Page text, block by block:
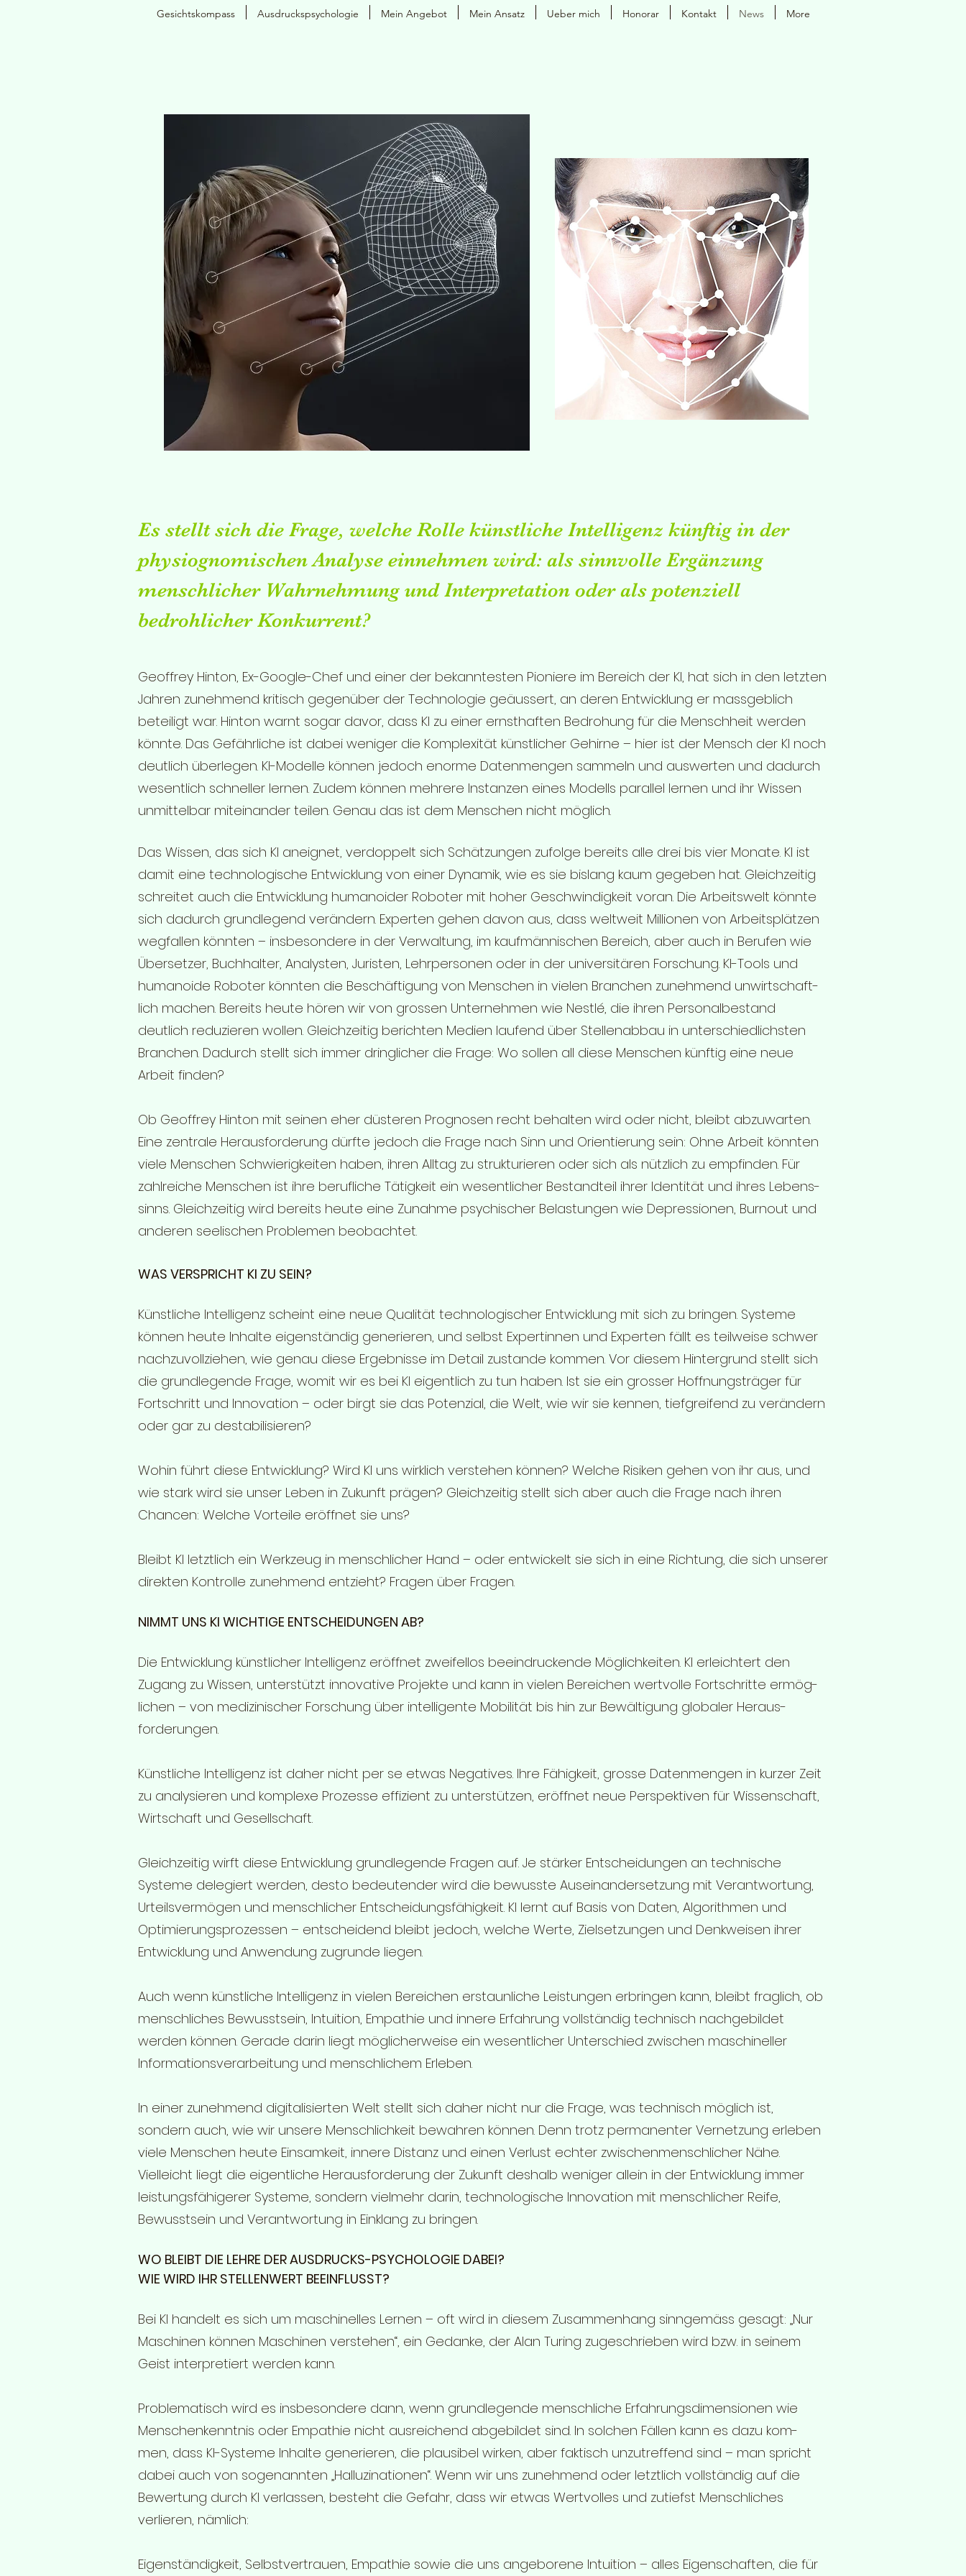
Gesichtskompass Ausdruckspsychologie Mein Angebot Mein Ansatz Ueber mich Honorar Kontakt News More
Es stellt sich die Frage, welche Rolle künstliche Intelligenz künftig in der
physiognomischen Analyse einnehmen wird: als sinnvolle Ergänzung
menschlicher Wahrnehmung und Interpretation oder als potenziell
bedrohlicher Konkurrent?
Geoffrey Hinton, Ex-Google-Chef und einer der bekanntesten Pioniere im Bereich der KI, hat sich in den letzten
Jahren zunehmend kritisch gegenüber der Technologie geäussert, an deren Entwicklung er massgeblich
beteiligt war. Hinton warnt sogar davor, dass KI zu einer ernsthaften Bedrohung für die Menschheit werden
könnte. Das Gefährliche ist dabei weniger die Komplexität künstlicher Gehirne – hier ist der Mensch der KI noch
deutlich überlegen. KI-Modelle können jedoch enorme Datenmengen sammeln und auswerten und dadurch
wesentlich schneller lernen. Zudem können mehrere Instanzen eines Modells parallel lernen und ihr Wissen
unmittelbar miteinander teilen. Genau das ist dem Menschen nicht möglich.
Das Wissen, das sich KI aneignet, verdoppelt sich Schätzungen zufolge bereits alle drei bis vier Monate. KI ist
damit eine technologische Entwicklung von einer Dynamik, wie es sie bislang kaum gegeben hat. Gleichzeitig
schreitet auch die Entwicklung humanoider Roboter mit hoher Geschwindigkeit voran. Die Arbeitswelt könnte
sich dadurch grundlegend verändern. Experten gehen davon aus, dass weltweit Millionen von Arbeitsplätzen
wegfallen könnten – insbesondere in der Verwaltung, im kaufmännischen Bereich, aber auch in Berufen wie
Übersetzer, Buchhalter, Analysten, Juristen, Lehrpersonen oder in der universitären Forschung. KI-Tools und
humanoide Roboter könnten die Beschäftigung von Menschen in vielen Branchen zunehmend unwirtschaft-
lich machen. Bereits heute hören wir von grossen Unternehmen wie Nestlé, die ihren Personalbestand
deutlich reduzieren wollen. Gleichzeitig berichten Medien laufend über Stellenabbau in unterschiedlichsten
Branchen. Dadurch stellt sich immer dringlicher die Frage: Wo sollen all diese Menschen künftig eine neue
Arbeit finden?
Ob Geoffrey Hinton mit seinen eher düsteren Prognosen recht behalten wird oder nicht, bleibt abzuwarten.
Eine zentrale Herausforderung dürfte jedoch die Frage nach Sinn und Orientierung sein: Ohne Arbeit könnten
viele Menschen Schwierigkeiten haben, ihren Alltag zu strukturieren oder sich als nützlich zu empfinden. Für
zahlreiche Menschen ist ihre berufliche Tätigkeit ein wesentlicher Bestandteil ihrer Identität und ihres Lebens-
sinns. Gleichzeitig wird bereits heute eine Zunahme psychischer Belastungen wie Depressionen, Burnout und
anderen seelischen Problemen beobachtet.
WAS VERSPRICHT KI ZU SEIN?
Künstliche Intelligenz scheint eine neue Qualität technologischer Entwicklung mit sich zu bringen. Systeme
können heute Inhalte eigenständig generieren, und selbst Expertinnen und Experten fällt es teilweise schwer
nachzuvollziehen, wie genau diese Ergebnisse im Detail zustande kommen. Vor diesem Hintergrund stellt sich
die grundlegende Frage, womit wir es bei KI eigentlich zu tun haben. Ist sie ein grosser Hoffnungsträger für
Fortschritt und Innovation – oder birgt sie das Potenzial, die Welt, wie wir sie kennen, tiefgreifend zu verändern
oder gar zu destabilisieren?
Wohin führt diese Entwicklung? Wird KI uns wirklich verstehen können? Welche Risiken gehen von ihr aus, und
wie stark wird sie unser Leben in Zukunft prägen? Gleichzeitig stellt sich aber auch die Frage nach ihren
Chancen: Welche Vorteile eröffnet sie uns?
Bleibt KI letztlich ein Werkzeug in menschlicher Hand – oder entwickelt sie sich in eine Richtung, die sich unserer
direkten Kontrolle zunehmend entzieht? Fragen über Fragen.
NIMMT UNS KI WICHTIGE ENTSCHEIDUNGEN AB?
Die Entwicklung künstlicher Intelligenz eröffnet zweifellos beeindruckende Möglichkeiten. KI erleichtert den
Zugang zu Wissen, unterstützt innovative Projekte und kann in vielen Bereichen wertvolle Fortschritte ermög-
lichen – von medizinischer Forschung über intelligente Mobilität bis hin zur Bewältigung globaler Heraus-
forderungen.
Künstliche Intelligenz ist daher nicht per se etwas Negatives. Ihre Fähigkeit, grosse Datenmengen in kurzer Zeit
zu analysieren und komplexe Prozesse effizient zu unterstützen, eröffnet neue Perspektiven für Wissenschaft,
Wirtschaft und Gesellschaft.
Gleichzeitig wirft diese Entwicklung grundlegende Fragen auf. Je stärker Entscheidungen an technische
Systeme delegiert werden, desto bedeutender wird die bewusste Auseinandersetzung mit Verantwortung,
Urteilsvermögen und menschlicher Entscheidungsfähigkeit. KI lernt auf Basis von Daten, Algorithmen und
Optimierungsprozessen – entscheidend bleibt jedoch, welche Werte, Zielsetzungen und Denkweisen ihrer
Entwicklung und Anwendung zugrunde liegen.
Auch wenn künstliche Intelligenz in vielen Bereichen erstaunliche Leistungen erbringen kann, bleibt fraglich, ob
menschliches Bewusstsein, Intuition, Empathie und innere Erfahrung vollständig technisch nachgebildet
werden können. Gerade darin liegt möglicherweise ein wesentlicher Unterschied zwischen maschineller
Informationsverarbeitung und menschlichem Erleben.
In einer zunehmend digitalisierten Welt stellt sich daher nicht nur die Frage, was technisch möglich ist,
sondern auch, wie wir unsere Menschlichkeit bewahren können. Denn trotz permanenter Vernetzung erleben
viele Menschen heute Einsamkeit, innere Distanz und einen Verlust echter zwischenmenschlicher Nähe.
Vielleicht liegt die eigentliche Herausforderung der Zukunft deshalb weniger allein in der Entwicklung immer
leistungsfähigerer Systeme, sondern vielmehr darin, technologische Innovation mit menschlicher Reife,
Bewusstsein und Verantwortung in Einklang zu bringen.
WO BLEIBT DIE LEHRE DER AUSDRUCKS-PSYCHOLOGIE DABEI?
WIE WIRD IHR STELLENWERT BEEINFLUSST?
Bei KI handelt es sich um maschinelles Lernen – oft wird in diesem Zusammenhang sinngemäss gesagt: „Nur
Maschinen können Maschinen verstehen“, ein Gedanke, der Alan Turing zugeschrieben wird bzw. in seinem
Geist interpretiert werden kann.
Problematisch wird es insbesondere dann, wenn grundlegende menschliche Erfahrungsdimensionen wie
Menschenkenntnis oder Empathie nicht ausreichend abgebildet sind. In solchen Fällen kann es dazu kom-
men, dass KI-Systeme Inhalte generieren, die plausibel wirken, aber faktisch unzutreffend sind – man spricht
dabei auch von sogenannten „Halluzinationen“. Wenn wir uns zunehmend oder letztlich vollständig auf die
Bewertung durch KI verlassen, besteht die Gefahr, dass wir etwas Wertvolles und zutiefst Menschliches
verlieren, nämlich:
Eigenständigkeit, Selbstvertrauen, Empathie sowie die uns angeborene Intuition – alles Eigenschaften, die für